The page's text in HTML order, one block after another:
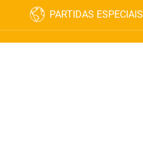
PARTIDAS ESPECIAIS